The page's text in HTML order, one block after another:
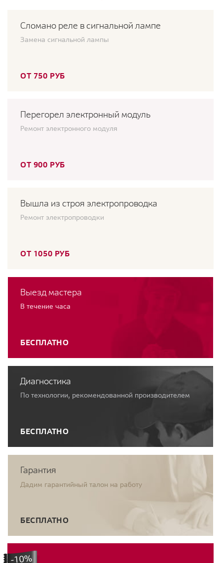
Сломано реле в сигнальной лампе
Замена сигнальной лампы
ОТ 750 РУБ
Перегорел электронный модуль
Ремонт электронного модуля
ОТ 900 РУБ
Вышла из строя электропроводка
Ремонт электропроводки
ОТ 1050 РУБ
Выезд мастера
В течение часа
БЕСПЛАТНО
Диагностика
По технологии, рекомендованной производителем
БЕСПЛАТНО
Гарантия
Дадим гарантийный талон на работу
БЕСПЛАТНО